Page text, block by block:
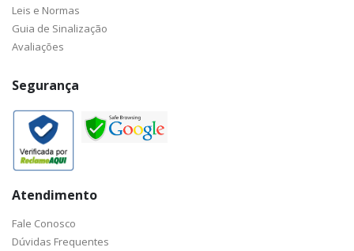
Leis e Normas
Guia de Sinalização
Avaliações
Segurança
Atendimento
Fale Conosco
Dúvidas Frequentes